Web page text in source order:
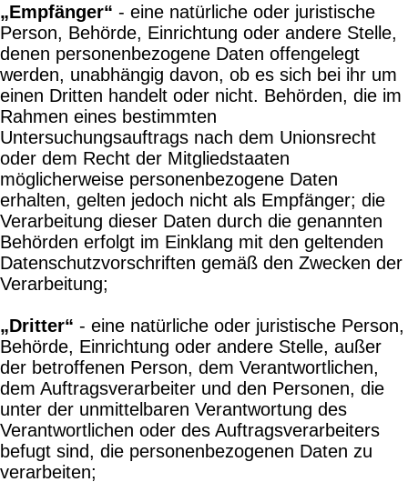
„Empfänger“ - eine natürliche oder juristische
Person, Behörde, Einrichtung oder andere Stelle,
denen personenbezogene Daten offengelegt
werden, unabhängig davon, ob es sich bei ihr um
einen Dritten handelt oder nicht. Behörden, die im
Rahmen eines bestimmten
Untersuchungsauftrags nach dem Unionsrecht
oder dem Recht der Mitgliedstaaten
möglicherweise personenbezogene Daten
erhalten, gelten jedoch nicht als Empfänger; die
Verarbeitung dieser Daten durch die genannten
Behörden erfolgt im Einklang mit den geltenden
Datenschutzvorschriften gemäß den Zwecken der
Verarbeitung;
„Dritter“ - eine natürliche oder juristische Person,
Behörde, Einrichtung oder andere Stelle, außer
der betroffenen Person, dem Verantwortlichen,
dem Auftragsverarbeiter und den Personen, die
unter der unmittelbaren Verantwortung des
Verantwortlichen oder des Auftragsverarbeiters
befugt sind, die personenbezogenen Daten zu
verarbeiten;